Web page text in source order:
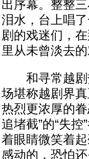
出序幕。整整
泪水，台上唱
剧的戏迷们，
里从未曾淡去
和寻常越剧热
场堪称越剧界
热烈更浓厚的
追堵截”的“失
着眼睛微笑着
感动的，恐怕